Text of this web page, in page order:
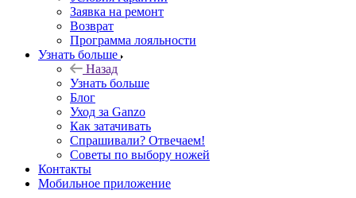
Заявка на ремонт
Возврат
Программа лояльности
Узнать больше
Назад
Узнать больше
Блог
Уход за Ganzo
Как затачивать
Спрашивали? Отвечаем!
Советы по выбору ножей
Контакты
Мобильное приложение